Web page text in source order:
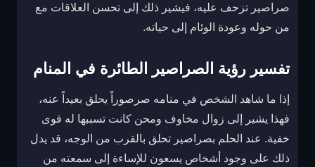
صراصير تزحف عليه، فيشير ذلك إلى تحسن العلاقات مع
من حوله وعودة الوئام إلى حياته.
تفسير رؤية الصراصير الطائرة في المنام
إذا ما شاهد الشخص في منامه صرصوراً يحلق بعيداً عنه،
فهذا يشير إلى زوال مخاوف ومحن كانت تسببها له قوى
خفية. عند الحلم بصراصير تحلق بالقرب من الوجه، قد يدل
ذلك على وجود أشخاص يسعون للإساءة إلى سمعته من